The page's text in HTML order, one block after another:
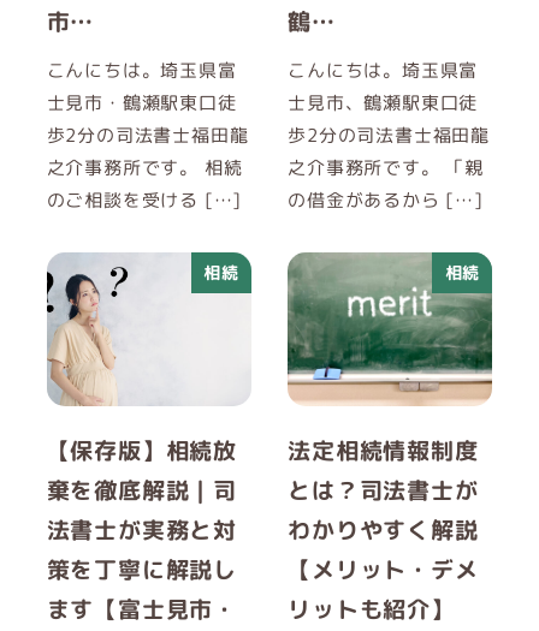
市…
こんにちは。埼玉県富
士見市・鶴瀬駅東口徒
歩2分の司法書士福田龍
之介事務所です。 相続
のご相談を受ける […]
鶴…
こんにちは。埼玉県富
士見市、鶴瀬駅東口徒
歩2分の司法書士福田龍
之介事務所です。 「親
の借金があるから […]
相続
【保存版】相続放
棄を徹底解説｜司
法書士が実務と対
策を丁寧に解説し
ます【富士見市・
相続
法定相続情報制度
とは？司法書士が
わかりやすく解説
【メリット・デメ
リットも紹介】